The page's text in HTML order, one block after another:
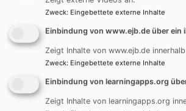
beim Autor
für den Geschäftsteil
Zweck: Eingebettete externe Inhalte
Einbindung von www.ejb.de über ein
Zeigt Inhalte von www.ejb.de
Zweck: Eingebettete externe Inhalte
Einbindung von learningapps.org
Zeigt Inhalte von learningapps.org